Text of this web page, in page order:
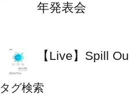
年発表会
【Live】Spill Out
タグ検索